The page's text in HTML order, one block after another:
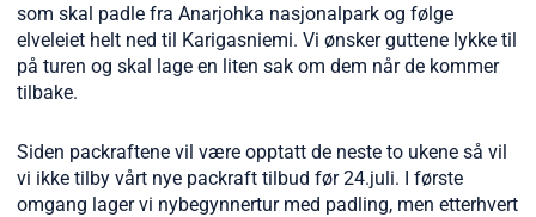
som skal padle fra Anarjohka nasjonalpark og følge
elveleiet helt ned til Karigasniemi. Vi ønsker guttene lykke til
på turen og skal lage en liten sak om dem når de kommer
tilbake.
Siden packraftene vil være opptatt de neste to ukene så vil
vi ikke tilby vårt nye packraft tilbud før 24.juli. I første
omgang lager vi nybegynnertur med padling, men etterhvert